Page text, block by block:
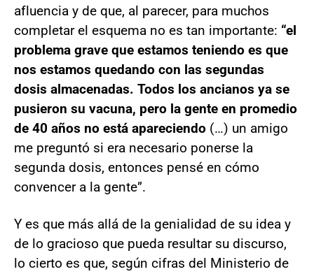
afluencia y de que, al parecer, para muchos
completar el esquema no es tan importante: “el
problema grave que estamos teniendo es que
nos estamos quedando con las segundas
dosis almacenadas. Todos los ancianos ya se
pusieron su vacuna, pero la gente en promedio
de 40 años no está apareciendo (…) un amigo
me preguntó si era necesario ponerse la
segunda dosis, entonces pensé en cómo
convencer a la gente”.
Y es que más allá de la genialidad de su idea y
de lo gracioso que pueda resultar su discurso,
lo cierto es que, según cifras del Ministerio de